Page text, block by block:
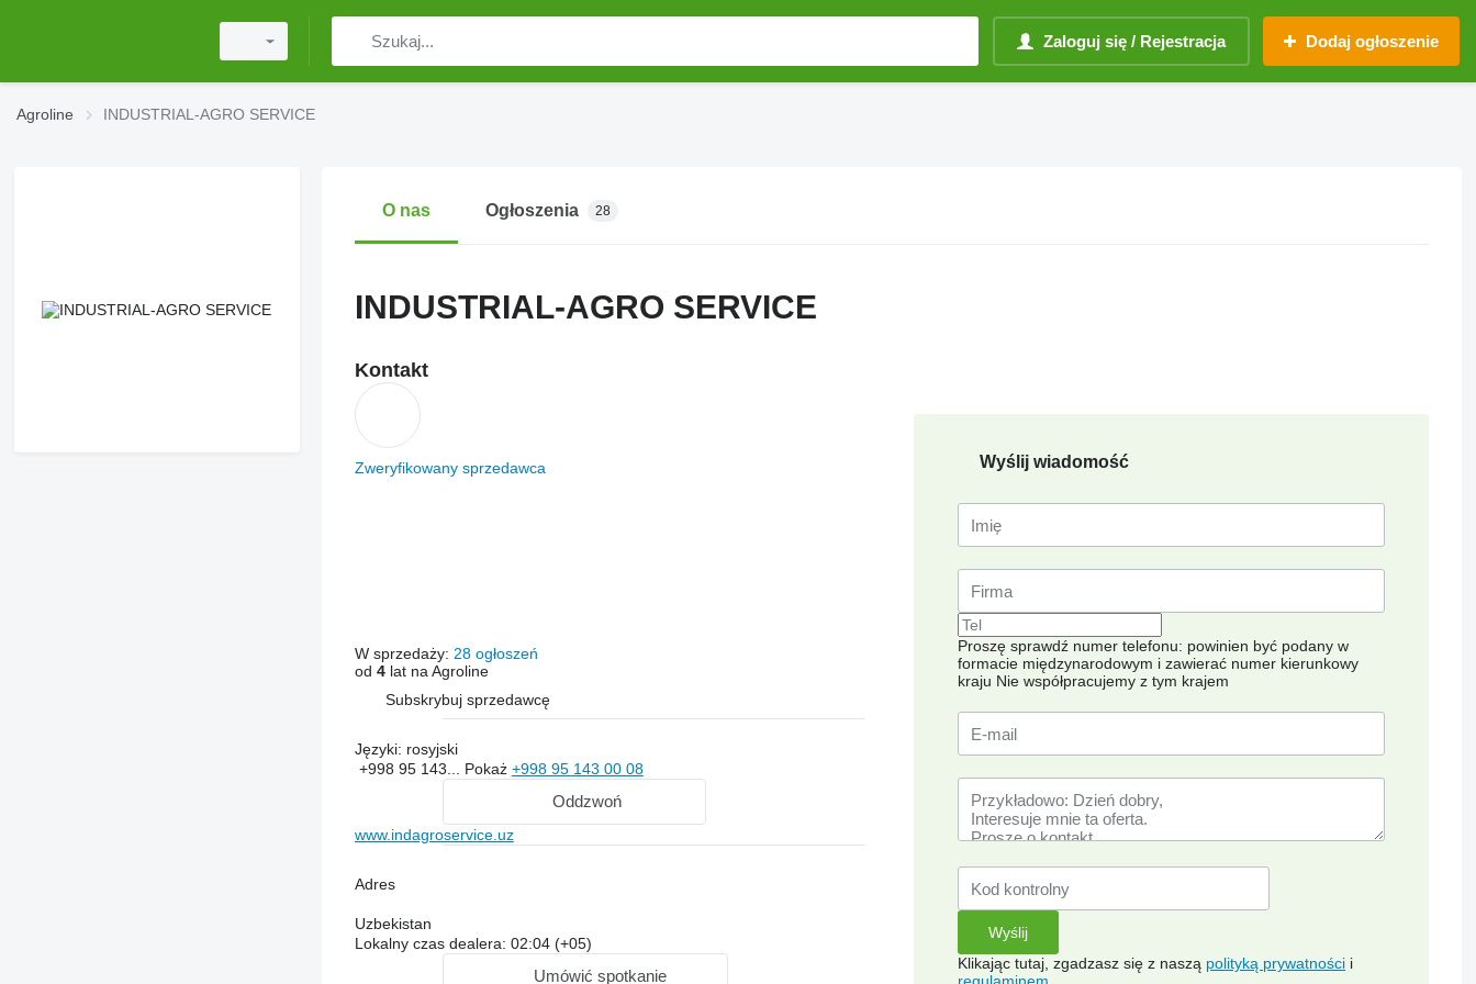
Zaloguj się / Rejestracja Dodaj ogłoszenie
Agroline INDUSTRIAL-AGRO SERVICE
O nas Ogłoszenia 28
INDUSTRIAL-AGRO SERVICE
Kontakt
Zweryfikowany sprzedawca
W sprzedaży: 28 ogłoszeń
od 4lat na Agroline
Subskrybuj sprzedawcę
Języki: rosyjski
+998 95 143... Pokaż +998 95 143 00 08
Oddzwoń
www.indagroservice.uz
Adres
Uzbekistan
Lokalny czas dealera: 02:04 (+05)
Umówić spotkanie
Wyślij wiadomość
Proszę sprawdź numer telefonu: powinien być podany w
formacie międzynarodowym i zawierać numer kierunkowy
kraju Nie współpracujemy z tym krajem
Klikając tutaj, zgadzasz się z naszą polityką prywatności i